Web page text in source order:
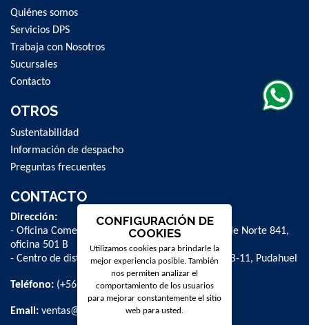
Quiénes somos
Servicios DPS
Trabaja con Nosotros
Sucursales
Contacto
OTROS
Sustentabilidad
Información de despacho
Preguntas frecuentes
CONTACTO
Dirección:
- Oficina Comercial y administrativa: Avenida Valle Norte 841,
oficina 501 B
- Centro de distribución: La Farfana 500, bodega B-11, Pudahuel
Teléfono: (+56 2) 2 584 8900
Email: ventas@dpschile.cl
CONFIGURACIÓN DE
COOKIES
Utilizamos cookies para brindarle la
mejor experiencia posible. También
nos permiten analizar el
comportamiento de los usuarios
para mejorar constantemente el sitio
web para usted.